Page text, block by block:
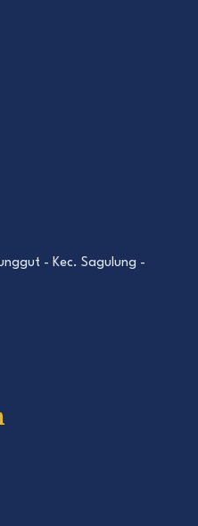
- Kec. Sagulung -